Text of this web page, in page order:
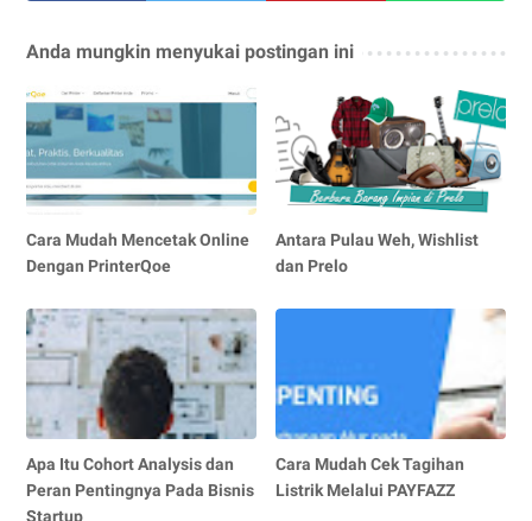
Anda mungkin menyukai postingan ini
Cara Mudah Mencetak Online
Dengan PrinterQoe
Antara Pulau Weh, Wishlist
dan Prelo
Apa Itu Cohort Analysis dan
Peran Pentingnya Pada Bisnis
Startup
Cara Mudah Cek Tagihan
Listrik Melalui PAYFAZZ